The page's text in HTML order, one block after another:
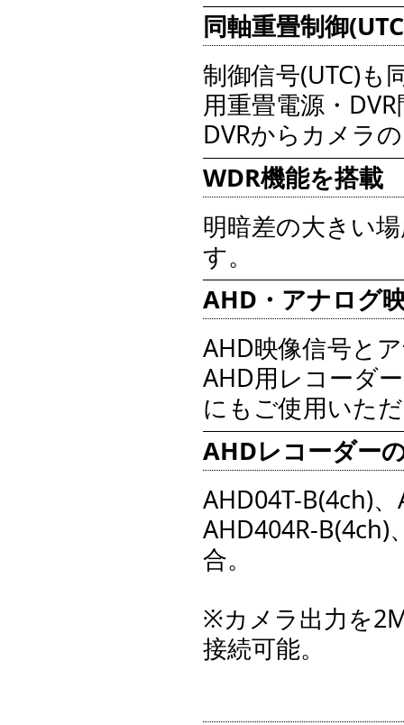
同軸重畳制御
制御信号(UTC)も
用重畳電源・
DVRからカメラ
WDR機能を搭載
明暗差の大きい
す。
AHD・アナログ
AHD映像信号と
AHD用レコーダ
にもご使用いた
AHDレコーダー
AHD04T-B(4ch)
AHD404R-B(4ch)
合。
※カメラ出力を
接続可能。